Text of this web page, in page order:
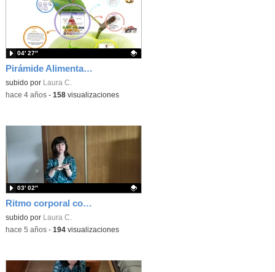
Pirámide Alimentaria. 5º Primaria
Contenido educativo.
subido por Laura C.
04′ 27″
-hace 4 años- 158visualizaciones
Ritmo corporal con el Pizzicato polka de Johann Strauss
Contenido educativo.
subido por Laura C.
03′ 02″
-hace 5 años- 194visualizaciones